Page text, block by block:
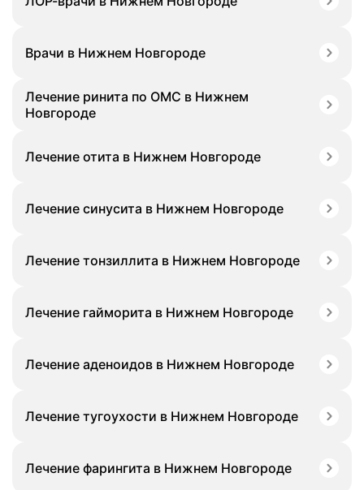
Врачи в Нижнем Новгороде
Лечение ринита по ОМС в Нижнем
Новгороде
Лечение отита в Нижнем Новгороде
Лечение синусита в Нижнем Новгороде
Лечение тонзиллита в Нижнем Новгороде
Лечение гайморита в Нижнем Новгороде
Лечение аденоидов в Нижнем Новгороде
Лечение тугоухости в Нижнем Новгороде
Лечение фарингита в Нижнем Новгороде